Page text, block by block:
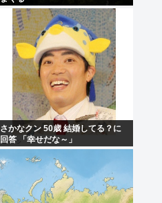
さかなクン 50歳 結婚してる？に
回答 「幸せだな～」